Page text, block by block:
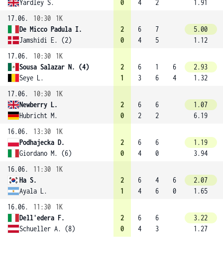
Yardley S. 0 4 2
1.91
17.06.
10:30
1K
De Micco Padula I.
Jamshidi E. (2)
2
0
6
4
7
5
5.00
1.12
17.06.
10:30
1K
Sousa Salazar N. (4)
Seye L.
2
1
6
3
1
6
6
4
2.93
1.32
17.06.
10:30
1K
Newberry L.
Hubricht M.
2
0
6
2
6
2
1.07
6.19
16.06.
13:30
1K
Podhajecka D.
Giordano M. (6)
2
0
6
4
6
0
1.19
3.94
16.06.
11:30
1K
Ha S.
Ayala L.
2
1
6
4
4
6
6
0
2.07
1.65
16.06.
11:30
1K
Dell'edera F.
Schueller A. (8)
2
0
6
4
6
3
3.22
1.27